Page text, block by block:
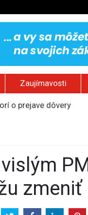
Zaujímavosti
o prejave dôvery
zmeniť